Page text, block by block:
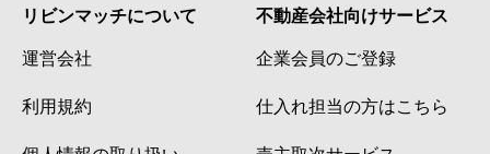
リビンマッチについて
運営会社
利用規約
不動産会社向けサービス
企業会員のご登録
仕入れ担当の方はこちら